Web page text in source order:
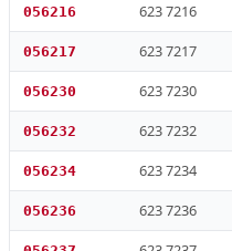
056216 623 7216
056217 623 7217
056230 623 7230
056232 623 7232
056234 623 7234
056236 623 7236